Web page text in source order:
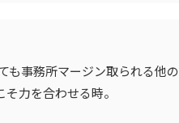
も事務所マージン取られる他の
力を合わせる時。